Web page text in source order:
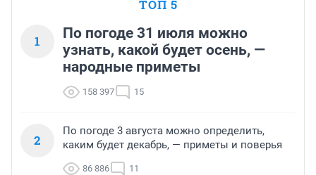
ТОП 5
1
По погоде 31 июля можно
узнать, какой будет осень, —
народные приметы
158 397 15
2
По погоде 3 августа можно определить,
каким будет декабрь, — приметы и поверья
86 886 11